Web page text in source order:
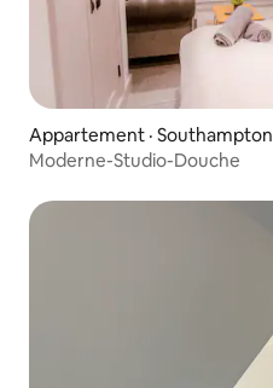
Appartement · Southampton
Moderne-Studio-Douche